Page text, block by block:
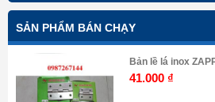
SẢN PHẨM BÁN CHẠY
Bản lề lá inox
41.000 ₫